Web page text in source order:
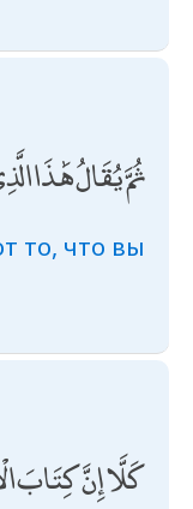
ثُمَّ يُقَالُ هَٰذَا
то, что вы
كَلَّا إِنَّ كِتَابَ